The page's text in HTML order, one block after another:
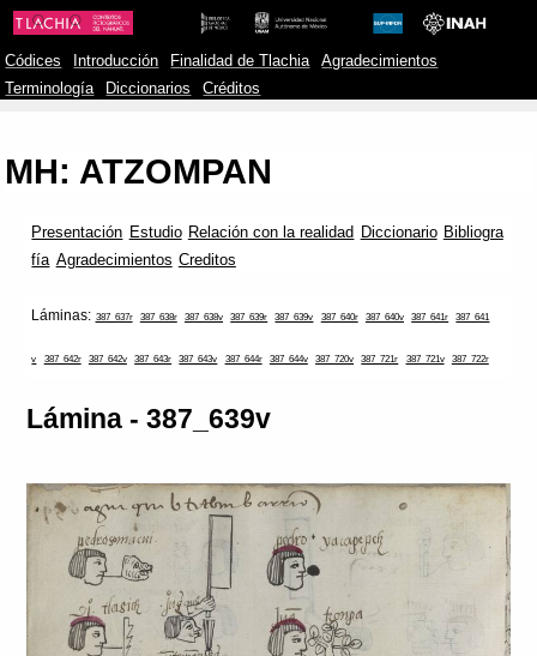
Códices Introducción Finalidad de Tlachia
Agradecimientos
Terminología
Diccionarios Créditos
MH: ATZOMPAN
Presentación Estudio Relación con la realidad Diccionario Bibliogra
fía Agradecimientos Creditos
Láminas: 387_637r 387_638r 387_638v 387_639r 387_639v 387_640r 387_640v 387_641r 387_641
v 387_642r 387_642v 387_643r 387_643v 387_644r 387_644v 387_720v 387_721r 387_721v 387_722r
Lámina - 387_639v